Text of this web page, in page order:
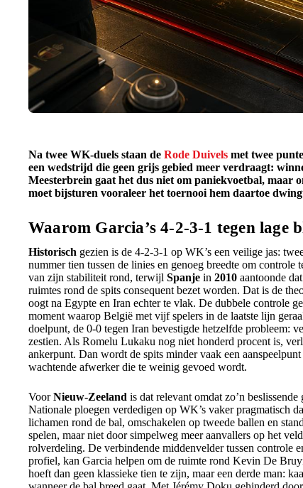
Na twee WK-duels staan de Rode Duivels met twee
een wedstrijd die geen grijs gebied meer verdraagt:
Meesterbrein gaat het dus niet om paniekvoetbal, maar
moet bijsturen vooraleer het toernooi hem daartoe
Waarom Garcia’s 4-2-3-1 tegen lage
Historisch gezien is de 4-2-3-1 op WK’s een veilige jas:
nummer tien tussen de linies en genoeg breedte om controle
van zijn stabiliteit rond, terwijl Spanje in 2010 aantoonde
ruimtes rond de spits consequent bezet worden. Dat is de
oogt na Egypte en Iran echter te vlak. De dubbele controle
moment waarop België met vijf spelers in de laatste lijn
doelpunt, de 0-0 tegen Iran bevestigde hetzelfde probleem:
zestien. Als Romelu Lukaku nog niet honderd procent is,
ankerpunt. Dan wordt de spits minder vaak een
wachtende afwerker die te weinig gevoed wordt.
VoorNieuw-Zeeland is dat relevant omdat zo’n
Nationale ploegen verdedigen op WK’s vaker pragmatisch
lichamen rond de bal, omschakelen op tweede ballen en
spelen, maar niet door simpelweg meer aanvallers op het
rolverdeling. De verbindende middenvelder tussen controle
profiel, kan Garcia helpen om de ruimte rond Kevin De
hoeft dan geen klassieke tien te zijn, maar een derde man: